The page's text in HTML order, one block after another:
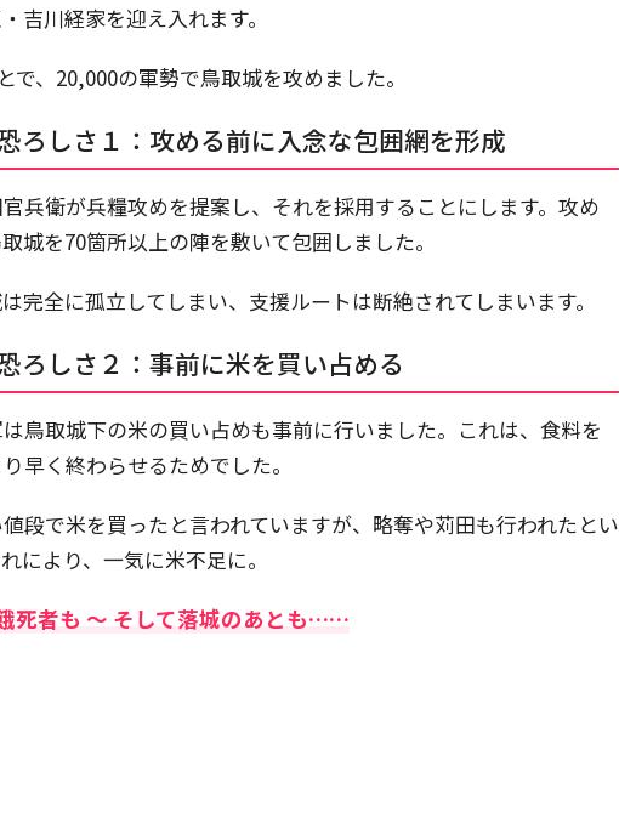
吉川経家を迎え入れます。
で、20,000の軍勢で鳥取城を攻めました。
ろしさ１：攻める前に入念な包囲網を形成
兵衛が兵糧攻めを提案し、それを採用することにします。攻め
城を70箇所以上の陣を敷いて包囲しました。
完全に孤立してしまい、支援ルートは断絶されてしまいます。
ろしさ２：事前に米を買い占める
鳥取城下の米の買い占めも事前に行いました。これは、食料を
早く終わらせるためでした。
段で米を買ったと言われていますが、略奪や苅田も行われたとい
により、一気に米不足に。
死者も 〜 そして落城のあとも……